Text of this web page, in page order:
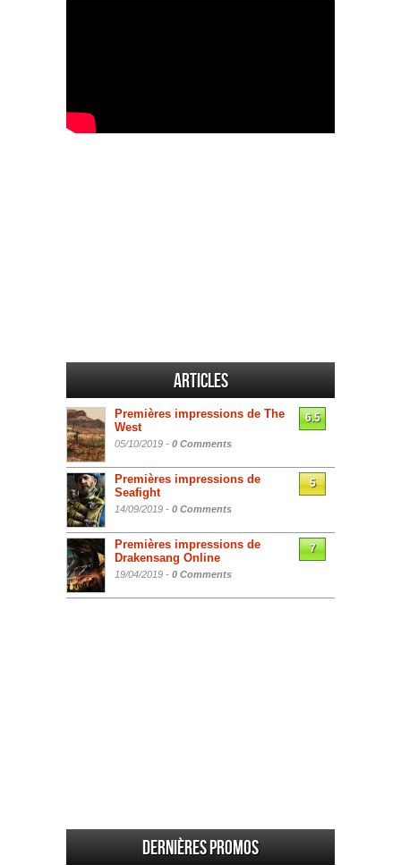
Articles
Premières impressions de The
West
05/10/2019 - 0 Comments
6.5
Premières impressions de
Seafight
14/09/2019 - 0 Comments
5
Premières impressions de
Drakensang Online
19/04/2019 - 0 Comments
7
Dernières promos